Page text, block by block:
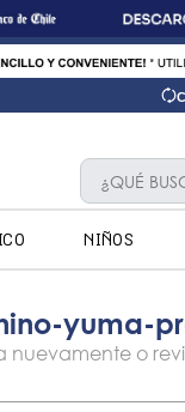
¿QUÉ
NIÑOS
yuma-
MÁS BUSCADOS
puppies kids